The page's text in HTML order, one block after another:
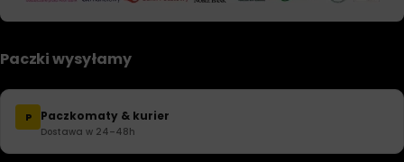
Paczki wysyłamy
P Paczkomaty & kurier
Dostawa w 24–48h